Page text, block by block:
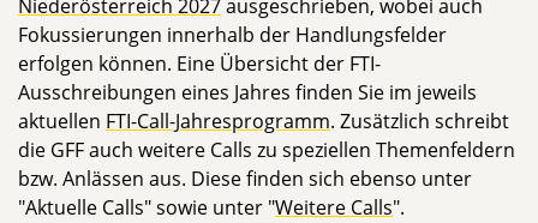
Niederösterreich 2027ausgeschrieben, wobei auch
Fokussierungen innerhalb der Handlungsfelder
erfolgen können. Eine Übersicht der FTI-
Ausschreibungen eines Jahres finden Sie im jeweils
aktuellen FTI-Call-Jahresprogramm. Zusätzlich schreibt
die GFF auch weitere Calls zu speziellen Themenfeldern
bzw. Anlässen aus. Diese finden sich ebenso unter
"Aktuelle Calls" sowie unter "Weitere Calls".